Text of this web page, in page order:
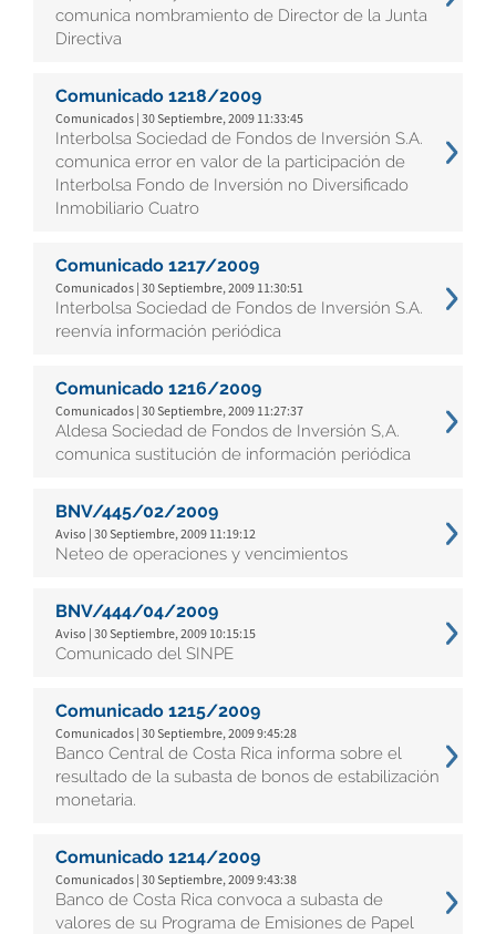
comunica nombramiento de Director de la Junta
Directiva
Comunicado 1218/2009
Comunicados | 30 Septiembre, 2009 11:33:45
Interbolsa Sociedad de Fondos de Inversión S.A.
comunica error en valor de la participación de
Interbolsa Fondo de Inversión no Diversificado
Inmobiliario Cuatro
Comunicado 1217/2009
Comunicados | 30 Septiembre, 2009 11:30:51
Interbolsa Sociedad de Fondos de Inversión S.A.
reenvía información periódica
Comunicado 1216/2009
Comunicados | 30 Septiembre, 2009 11:27:37
Aldesa Sociedad de Fondos de Inversión S,A.
comunica sustitución de información periódica
BNV/445/02/2009
Aviso | 30 Septiembre, 2009 11:19:12
Neteo de operaciones y vencimientos
BNV/444/04/2009
Aviso | 30 Septiembre, 2009 10:15:15
Comunicado del SINPE
Comunicado 1215/2009
Comunicados | 30 Septiembre, 2009 9:45:28
Banco Central de Costa Rica informa sobre el
resultado de la subasta de bonos de estabilización
monetaria.
Comunicado 1214/2009
Comunicados | 30 Septiembre, 2009 9:43:38
Banco de Costa Rica convoca a subasta de
valores de su Programa de Emisiones de Papel